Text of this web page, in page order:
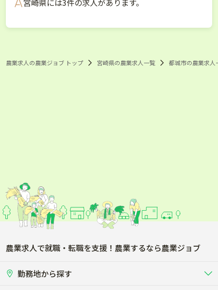
宮崎県には3件の求人があります。
農業求人の農業ジョブ トップ 宮崎県の農業求人一覧 都城市の農業求人
農業求人で就職・転職を支援！農業するなら農業ジョブ
勤務地から探す